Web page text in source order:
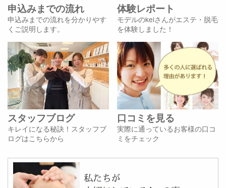
申込みまでの流れ
申込みまでの流れを分かりやす
くご説明します。
体験レポート
モデルのkeiさんがエステ・脱毛
を体験しました！
スタッフブログ
キレイになる秘訣！スタッフブ
ログはこちらから
口コミを見る
実際に通っているお客様の口コ
ミをチェック
私たちが